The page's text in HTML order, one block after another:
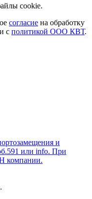
cookie.
согласие на обработку
с политикой ООО КВТ.
и
или info. При
компании.